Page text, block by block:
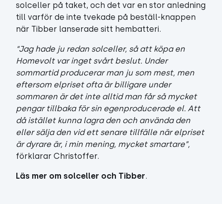
solceller på taket, och det var en stor anledning
till varför de inte tvekade på beställ-knappen
när Tibber lanserade sitt hembatteri.
“Jag hade ju redan solceller, så att köpa en
Homevolt var inget svårt beslut. Under
sommartid producerar man ju som mest, men
eftersom elpriset ofta är billigare under
sommaren är det inte alltid man får så mycket
pengar tillbaka för sin egenproducerade el. Att
då istället kunna lagra den och använda den
eller sälja den vid ett senare tillfälle när elpriset
är dyrare är, i min mening, mycket smartare”,
förklarar Christoffer.
Läs mer om solceller och Tibber.